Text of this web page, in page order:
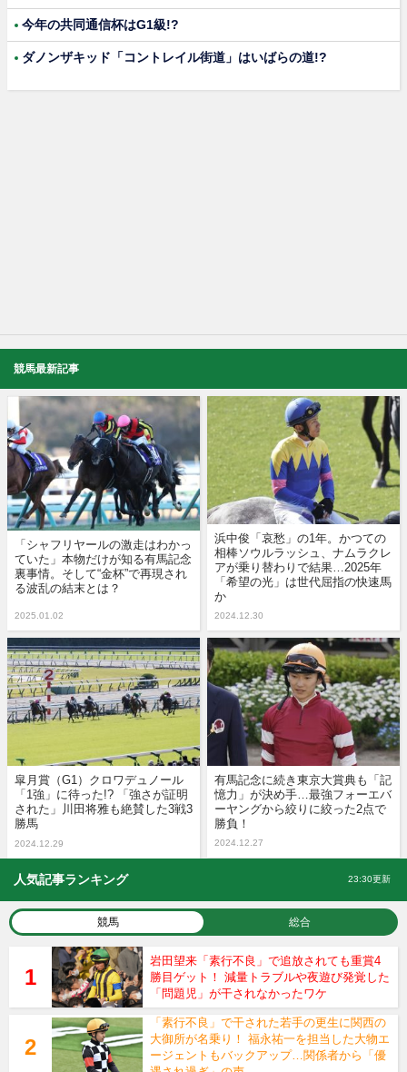
今年の共同通信杯はG1級!?
ダノンザキッド「コントレイル街道」はいばらの道!?
競馬最新記事
「シャフリヤールの激走はわかっ
ていた」本物だけが知る有馬記念
裏事情。そして“金杯”で再現され
る波乱の結末とは？
2025.01.02
浜中俊「哀愁」の1年。かつての
相棒ソウルラッシュ、ナムラクレ
アが乗り替わりで結果…2025年
「希望の光」は世代屈指の快速馬
か
2024.12.30
皐月賞（G1）クロワデュノール
「1強」に待った!? 「強さが証明
された」川田将雅も絶賛した3戦3
勝馬
2024.12.29
有馬記念に続き東京大賞典も「記
憶力」が決め手…最強フォーエバ
ーヤングから絞りに絞った2点で
勝負！
2024.12.27
人気記事ランキング 23:30更新
競馬 総合
岩田望来「素行不良」で追放されても重賞4
勝目ゲット！ 減量トラブルや夜遊び発覚した
「問題児」が干されなかったワケ
「素行不良」で干された若手の更生に関西の
大御所が名乗り！ 福永祐一を担当した大物エ
ージェントもバックアップ…関係者から「優